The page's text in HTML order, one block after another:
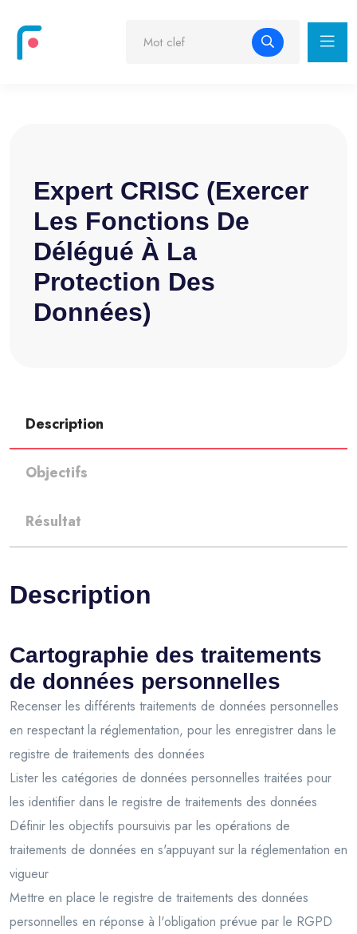
Expert CRISC (Exercer
Les Fonctions De
Délégué À La
Protection Des
Données)
Description
Objectifs
Résultat
Description
Cartographie des traitements
de données personnelles
Recenser les différents traitements de données personnelles
en respectant la réglementation, pour les enregistrer dans le
registre de traitements des données
Lister les catégories de données personnelles traitées pour
les identifier dans le registre de traitements des données
Définir les objectifs poursuivis par les opérations de
traitements de données en s'appuyant sur la réglementation en
vigueur
Mettre en place le registre de traitements des données
personnelles en réponse à l'obligation prévue par le RGPD